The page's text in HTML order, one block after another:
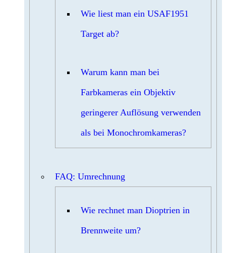
Wie liest man ein USAF1951
Target ab?
Warum kann man bei
Farbkameras ein Objektiv
geringerer Auflösung verwenden
als bei Monochromkameras?
FAQ: Umrechnung
Wie rechnet man Dioptrien in
Brennweite um?